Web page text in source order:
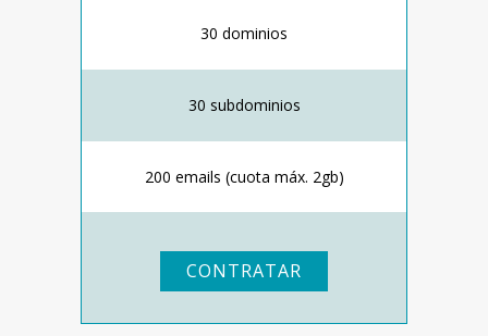
30 dominios
30 subdominios
200 emails (cuota máx. 2gb)
CONTRATAR